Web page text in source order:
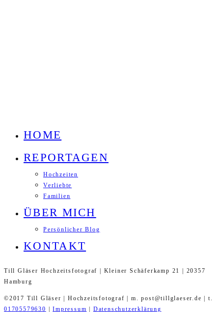
HOME
REPORTAGEN
Hochzeiten
Verliebte
Familien
ÜBER MICH
Persönlicher Blog
KONTAKT
Till Gläser Hochzeitsfotograf | Kleiner Schäferkamp 21 | 20357
Hamburg
©2017 Till Gläser | Hochzeitsfotograf | m. post@tillglaeser.de | t.
01705579630
|Impressum Datenschutzerklärung